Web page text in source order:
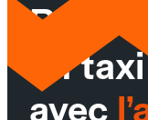
un
avec